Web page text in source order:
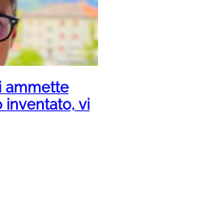
ammette
inventato, vi